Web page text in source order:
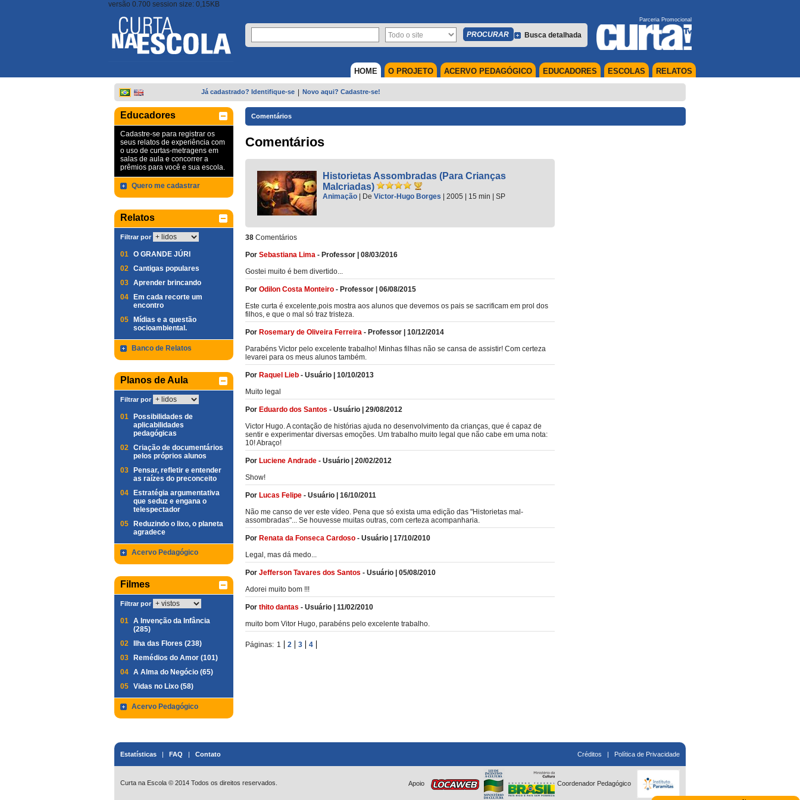
versão 0.700 session size: 0,15KB
Busca detalhada
Parceria Promocional
RELATOS
ESCOLAS
EDUCADORES
ACERVO PEDAGÓGICO
O PROJETO
HOME
Já cadastrado? Identifique-se Novo aqui? Cadastre-se!
Educadores
Cadastre-se para registrar os
seus relatos de experiência com
o uso de curtas-metragens em
salas de aula e concorrer a
prêmios para você e sua escola.
Quero me cadastrar
Relatos
Filtrar por
01 O GRANDE JÚRI
02 Cantigas populares
03 Aprender brincando
04
Em cada recorte um
encontro
05
Mídias e a questão
socioambiental.
Banco de Relatos
Planos de Aula
Filtrar por
01
Possibilidades de
aplicabilidades
pedagógicas
02 Criação de documentários
pelos próprios alunos
03
Pensar, refletir e entender
as raízes do preconceito
04
Estratégia argumentativa
que seduz e engana o
telespectador
05
Reduzindo o lixo, o planeta
agradece
Acervo Pedagógico
Filmes
Filtrar por
01 A Invenção da Infância
(285)
02
Ilha das Flores (238)
03
Remédios do Amor (101)
04 A Alma do Negócio (65)
05 Vidas no Lixo (58)
Acervo Pedagógico
Comentários
Comentários
Historietas Assombradas (Para Crianças
Malcriadas)
Animação De Victor-Hugo Borges | 2005 | 15 min SP
38 Comentários
Por Sebastiana Lima - Professor
08/03/2016
Gostei muito é bem divertido...
Por Odilon Costa Monteiro - Professor
06/08/2015
Este curta é excelente,pois mostra aos alunos que devemos os pais se sacrificam em prol dos
filhos, e que o mal só traz tristeza.
Por Rosemary de Oliveira Ferreira - Professor
10/12/2014
Parabéns Victor pelo excelente trabalho! Minhas filhas não se cansa de assistir! Com certeza
levarei para os meus alunos também.
Por Raquel Lieb - Usuário
10/10/2013
Muito legal
Por Eduardo dos Santos - Usuário
29/08/2012
Victor Hugo. A contação de histórias ajuda no desenvolvimento da crianças, que é capaz de
sentir e experimentar diversas emoções. Um trabalho muito legal que não cabe em uma nota:
10! Abraço!
Por Luciene Andrade - Usuário
20/02/2012
Show!
Por Lucas Felipe - Usuário
16/10/2011
Não me canso de ver este vídeo. Pena que só exista uma edição das "Historietas mal-
assombradas"... Se houvesse muitas outras, com certeza acompanharia.
Por Renata da Fonseca Cardoso - Usuário
17/10/2010
Legal, mas dá medo...
Por Jefferson Tavares dos Santos - Usuário
05/08/2010
Adorei muito bom !!!
Por thito dantas - Usuário
11/02/2010
muito bom Vitor Hugo, parabéns pelo excelente trabalho.
Páginas: 1 2 3 4
Estatísticas | FAQ | Contato Créditos | Política de Privacidade
Curta na Escola © 2014 Todos os direitos reservados. Apoio Coordenador Pedagógico